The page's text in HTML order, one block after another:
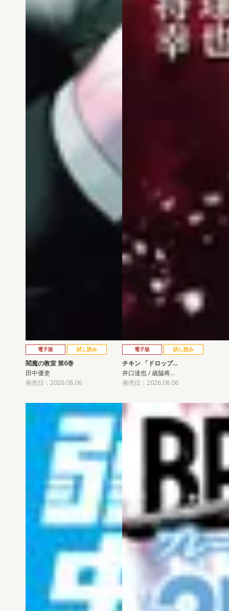
電子版 試し読み
閻魔の教室 第6巻
田中優吏
発売日：2026.08.06
電子版 試し読み
チキン 「ドロップ…
井口達也 / 歳脇将…
発売日：2026.08.06